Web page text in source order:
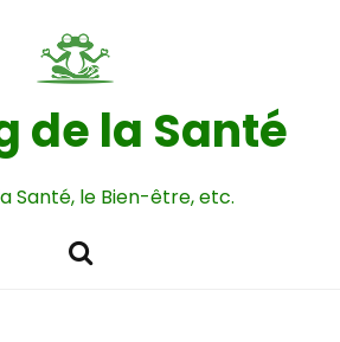
de la Santé
Santé, le Bien-être, etc.